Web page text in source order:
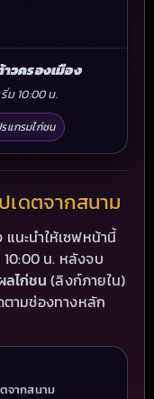
วครองเมือง
ม 10:00 น.
แกรมไก่ชน
เดตจากสนาม
นะนำให้เซฟหน้านี้
10:00 น. หลังจบ
ลไก่ชน (ลิงก์ภายใน)
ตามช่องทางหลัก
จากสนาม